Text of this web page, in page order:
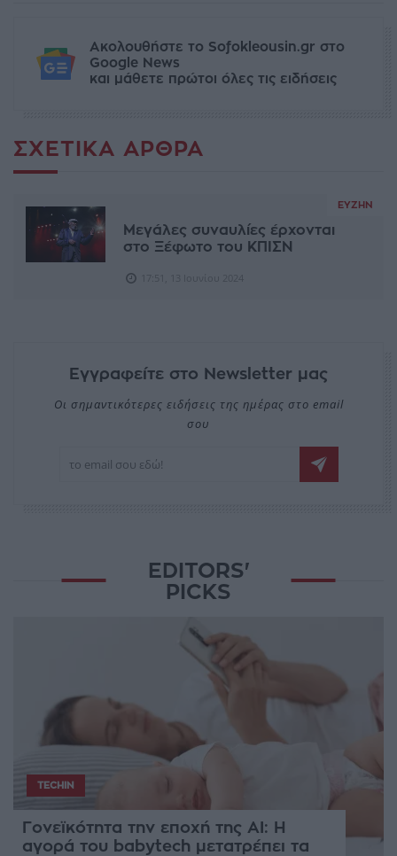
Ακολουθήστε το Sofokleousin.gr στο
Google News
και μάθετε πρώτοι όλες τις ειδήσεις
ΣΧΕΤΙΚΆ ΆΡΘΡΑ
ΕΥΖΗΝ
Μεγάλες συναυλίες έρχονται
στο Ξέφωτο του ΚΠΙΣΝ
Εγγραφείτε στο Newsletter μας
Οι σημαντικότερες ειδήσεις της ημέρας στο email
σου
EDITORS'
PICKS
TECHIN
Γονεϊκότητα την εποχή της AI: Η
αγορά του babytech μετατρέπει τα